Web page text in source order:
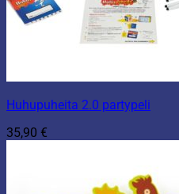
Huhupuheita 2.0 partypeli
35,90 €